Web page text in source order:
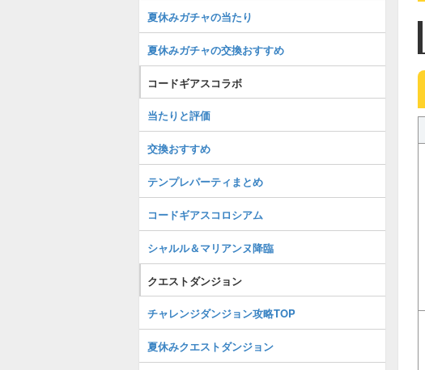
夏休みガチャの当たり
夏休みガチャの交換おすすめ
コードギアスコラボ
当たりと評価
交換おすすめ
テンプレパーティまとめ
コードギアスコロシアム
シャルル＆マリアンヌ降臨
クエストダンジョン
チャレンジダンジョン攻略TOP
夏休みクエストダンジョン